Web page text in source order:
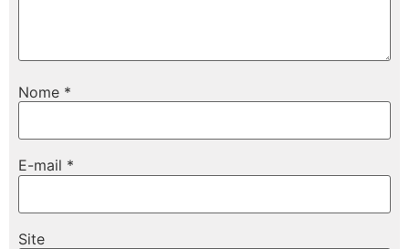
Nome *
E-mail *
Site